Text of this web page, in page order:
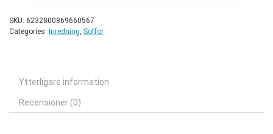
SKU: 6232800869660567
Categories: Inredning, Soffor
Ytterligare information
Recensioner (0)